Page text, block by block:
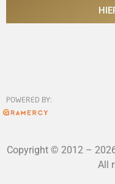
POWERED BY:
Copyright © 2012 –
All